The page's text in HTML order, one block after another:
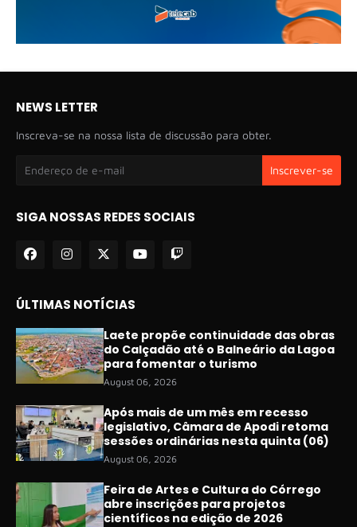
NEWS LETTER
Inscreva-se na nossa lista de discussão para obter.
SIGA NOSSAS REDES SOCIAIS
ÚLTIMAS NOTÍCIAS
Laete propõe continuidade das obras
do Calçadão até o Balneário da Lagoa
para fomentar o turismo
August 06, 2026
Após mais de um mês em recesso
legislativo, Câmara de Apodi retoma
sessões ordinárias nesta quinta (06)
August 06, 2026
Feira de Artes e Cultura do Córrego
abre inscrições para projetos
científicos na edição de 2026